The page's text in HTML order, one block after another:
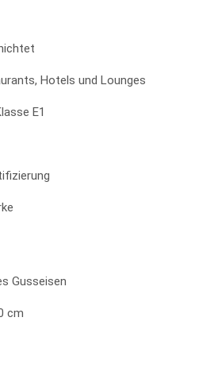
Hotels und Lounges
E1
Gusseisen
cm